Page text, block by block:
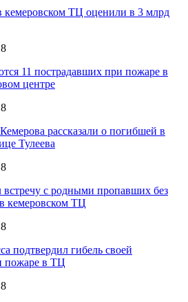
кемеровском ТЦ оценили в 3 млрд
11 пострадавших при пожаре в
центре
рассказали о погибшей в
Тулеева
с родными пропавших без
кемеровском ТЦ
подтвердил гибель своей
пожаре в ТЦ